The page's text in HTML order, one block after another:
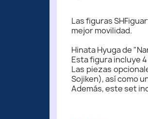
Las figuras
mejor movilidad.
Hinata Hyuga de
Esta figura incluye
Las piezas
Sojiken), así como
Además, este set